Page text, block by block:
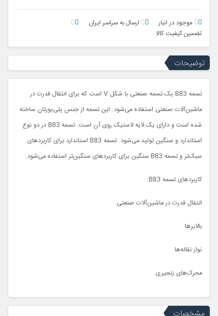
موجود در انبار
ارسال به سراسر ایران
تضمین کیفیت کالا
توضیحات
تسمه B83 یک تسمه صنعتی با شکل V است که برای انتقال قدرت در
ماشین‌آلات صنعتی استفاده می‌شود. این تسمه از جنس پلی‌یورتان ساخته
شده است و دارای یک لایه لاستیک روی آن است. تسمه B83 در دو نوع
استاندارد و سنگین تولید می‌شود. تسمه B83 استاندارد برای کاربردهای
سبک‌تر و تسمه B83 سنگین برای کاربردهای سنگین‌تر استفاده می‌شود.
کاربردهای تسمه B83:
انتقال قدرت در ماشین‌آلات صنعتی
بالابرها
نوار نقاله‌ها
محرک‌های زنجیری